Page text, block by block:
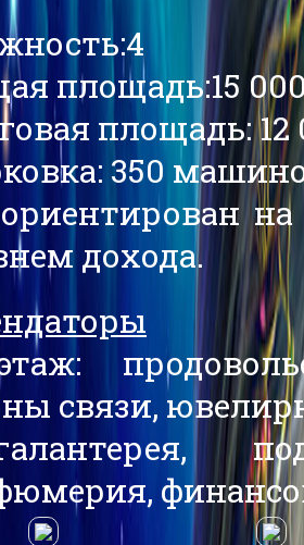
площадь:15
площадь:
350
дохода.
связи,